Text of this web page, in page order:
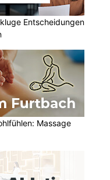
Entscheidungen
Massage